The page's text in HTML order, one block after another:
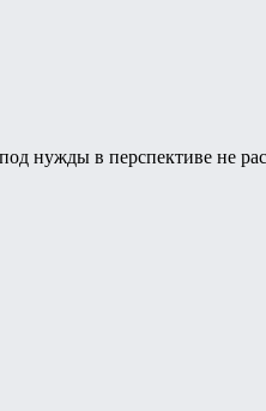
нужды в перспективе не